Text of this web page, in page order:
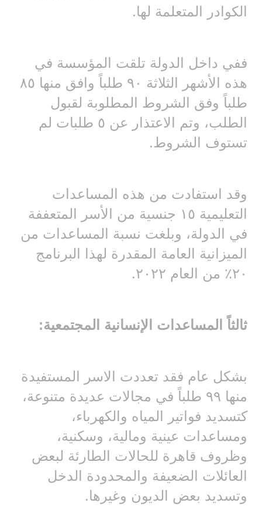
الكوادر المتعلمة لها.
ففي داخل الدولة تلقت المؤسسة في
هذه الأشهر الثلاثة ٩٠ طلباً وافق منها ٨٥
طلباً وفق الشروط المطلوبة لقبول
الطلب، وتم الاعتذار عن ٥ طلبات لم
تستوف الشروط.
وقد استفادت من هذه المساعدات
التعليمية ١٥ جنسية من الأسر المتعففة
في الدولة، وبلغت نسبة المساعدات من
الميزانية العامة المقدرة لهذا البرنامج
٢٠٪ من العام ٢٠٢٢.
ثالثاً المساعدات الإنسانية المجتمعية:
بشكل عام فقد تعددت الاسر المستفيدة
منها ٩٩ طلباً في مجالات عديدة متنوعة،
كتسديد فواتير المياه والكهرباء،
ومساعدات عينية ومالية، وسكنية،
وظروف قاهرة للحالات الطارئة لبعض
العائلات الضعيفة والمحدودة الدخل
وتسديد بعض الديون وغيرها.